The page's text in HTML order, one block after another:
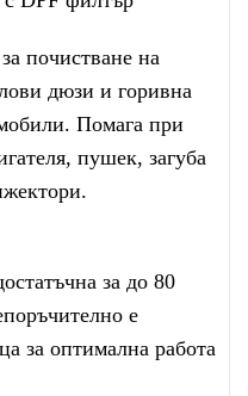
почистване на
дюзи и горивна
Помага при
пушек, загуба
за до 80
е
за оптимална работа